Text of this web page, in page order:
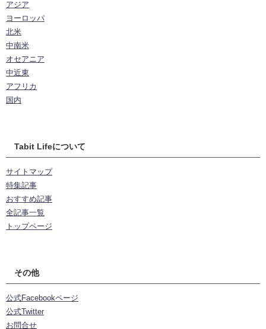
アジア
ヨーロッパ
北米
中南米
オセアニア
中近東
アフリカ
国内
Tabit Lifeについて
サイトマップ
特集記事
おすすめ記事
全記事一覧
トップページ
その他
公式Facebookページ
公式Twitter
お問合せ